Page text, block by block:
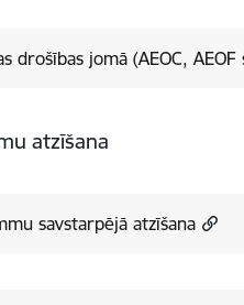
drošības jomā (AEOC,
atzīšana
savstarpējā atzīšana